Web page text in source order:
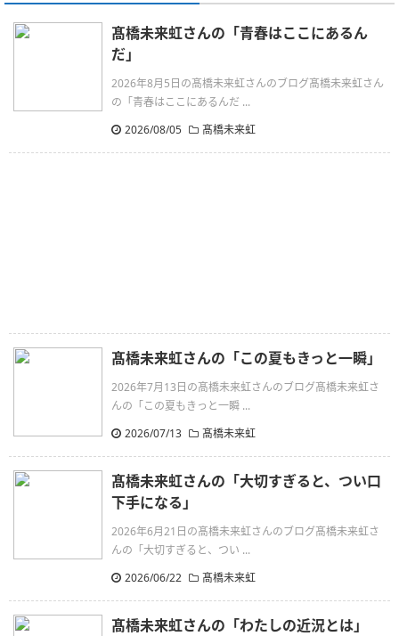
髙橋未来虹さんの「青春はここにあるん
だ」
2026年8月5日の髙橋未来虹さんのブログ髙橋未来虹さん
の「青春はここにあるんだ ...
2026/08/05
髙橋未来虹
髙橋未来虹さんの「この夏もきっと一瞬」
2026年7月13日の髙橋未来虹さんのブログ髙橋未来虹さ
んの「この夏もきっと一瞬 ...
2026/07/13
髙橋未来虹
髙橋未来虹さんの「大切すぎると、つい口
下手になる」
2026年6月21日の髙橋未来虹さんのブログ髙橋未来虹さ
んの「大切すぎると、つい ...
2026/06/22
髙橋未来虹
髙橋未来虹さんの「わたしの近況とは」